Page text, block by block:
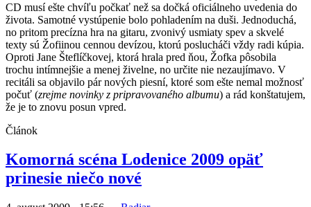
CD musí ešte chvíľu počkať než sa dočká oficiálneho uvedenia do
života. Samotné vystúpenie bolo pohladením na duši. Jednoduchá,
no pritom precízna hra na gitaru, zvonivý usmiaty spev a skvelé
texty sú Žofiinou cennou devízou, ktorú poslucháči vždy radi kúpia.
Oproti Jane Šteflíčkovej, ktorá hrala pred ňou, Žofka pôsobila
trochu intímnejšie a menej živelne, no určite nie nezaujímavo. V
recitáli sa objavilo pár nových piesní, ktoré som ešte nemal možnosť
počuť (zrejme novinky z pripravovaného albumu) a rád konštatujem,
že je to znovu posun vpred.
Článok
Komorná scéna Lodenice 2009 opäť
prinesie niečo nové